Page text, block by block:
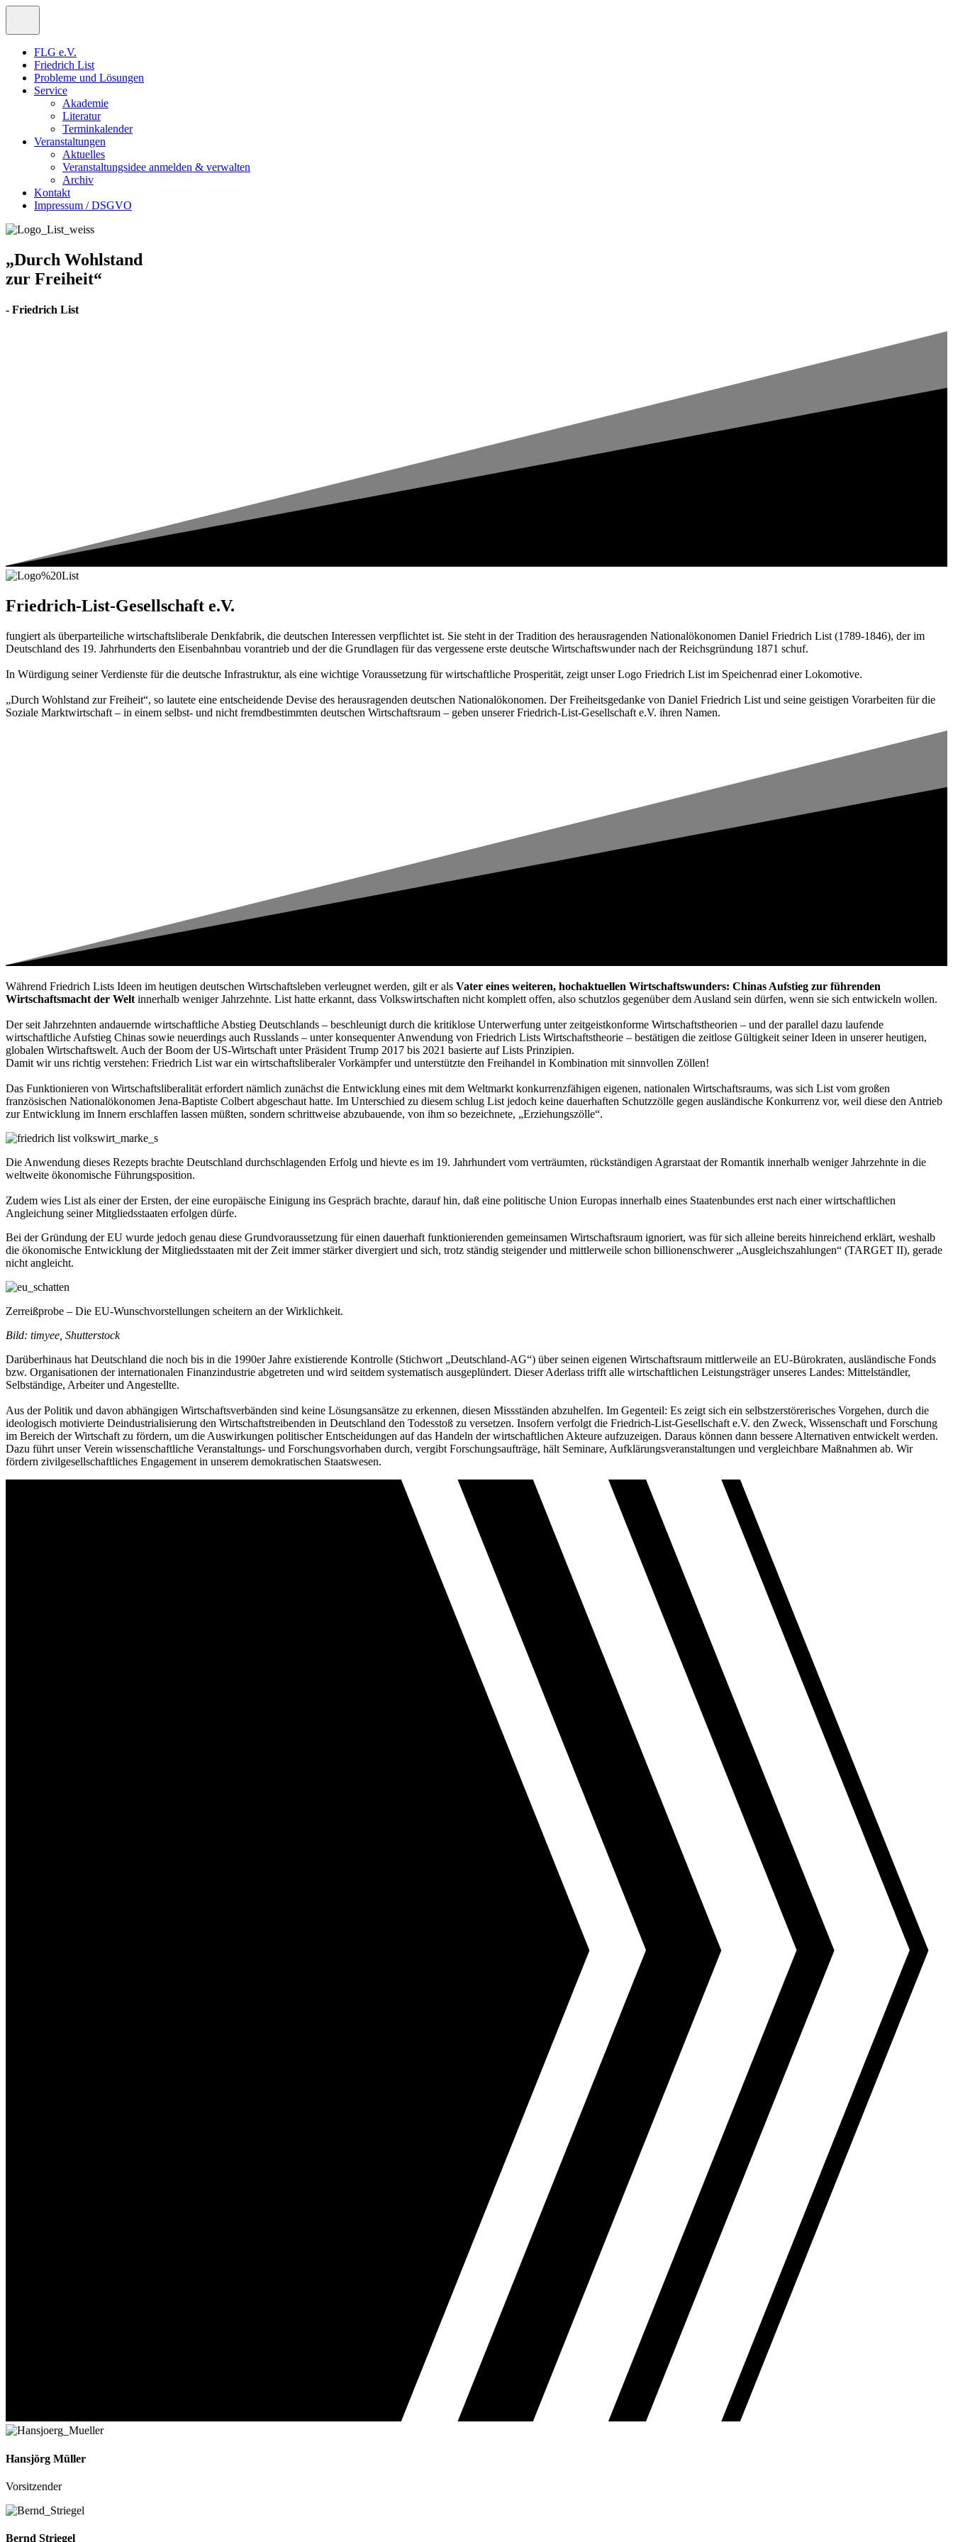
FLG e.V.
Friedrich List
Probleme und Lösungen
Service
Akademie
Literatur
Terminkalender
Veranstaltungen
Aktuelles
Veranstaltungsidee anmelden & verwalten
Archiv
Kontakt
Impressum / DSGVO
„Durch Wohlstand
zur Freiheit“
- Friedrich List
Friedrich-List-Gesellschaft e.V.
fungiert als überparteiliche wirtschaftsliberale Denkfabrik, die deutschen Interessen verpflichtet ist. Sie steht in der Tradition des herausragenden Nationalökonomen Daniel Friedrich List (1789-1846), der im
Deutschland des 19. Jahrhunderts den Eisenbahnbau vorantrieb und der die Grundlagen für das vergessene erste deutsche Wirtschaftswunder nach der Reichsgründung 1871 schuf.
In Würdigung seiner Verdienste für die deutsche Infrastruktur, als eine wichtige Voraussetzung für wirtschaftliche Prosperität, zeigt unser Logo Friedrich List im Speichenrad einer Lokomotive.
„Durch Wohlstand zur Freiheit“, so lautete eine entscheidende Devise des herausragenden deutschen Nationalökonomen. Der Freiheitsgedanke von Daniel Friedrich List und seine geistigen Vorarbeiten für die
Soziale Marktwirtschaft – in einem selbst- und nicht fremdbestimmten deutschen Wirtschaftsraum – geben unserer Friedrich-List-Gesellschaft e.V. ihren Namen.
Während Friedrich Lists Ideen im heutigen deutschen Wirtschaftsleben verleugnet werden, gilt er als Vater eines weiteren, hochaktuellen Wirtschaftswunders: Chinas Aufstieg zur führenden
Wirtschaftsmacht der Welt innerhalb weniger Jahrzehnte. List hatte erkannt, dass Volkswirtschaften nicht komplett offen, also schutzlos gegenüber dem Ausland sein dürfen, wenn sie sich entwickeln wollen.
Der seit Jahrzehnten andauernde wirtschaftliche Abstieg Deutschlands – beschleunigt durch die kritiklose Unterwerfung unter zeitgeistkonforme Wirtschaftstheorien – und der parallel dazu laufende
wirtschaftliche Aufstieg Chinas sowie neuerdings auch Russlands – unter konsequenter Anwendung von Friedrich Lists Wirtschaftstheorie – bestätigen die zeitlose Gültigkeit seiner Ideen in unserer heutigen,
globalen Wirtschaftswelt. Auch der Boom der US-Wirtschaft unter Präsident Trump 2017 bis 2021 basierte auf Lists Prinzipien.
Damit wir uns richtig verstehen: Friedrich List war ein wirtschaftsliberaler Vorkämpfer und unterstützte den Freihandel in Kombination mit sinnvollen Zöllen!
Das Funktionieren von Wirtschaftsliberalität erfordert nämlich zunächst die Entwicklung eines mit dem Weltmarkt konkurrenzfähigen eigenen, nationalen Wirtschaftsraums, was sich List vom großen
französischen Nationalökonomen Jena-Baptiste Colbert abgeschaut hatte. Im Unterschied zu diesem schlug List jedoch keine dauerhaften Schutzzölle gegen ausländische Konkurrenz vor, weil diese den Antrieb
zur Entwicklung im Innern erschlaffen lassen müßten, sondern schrittweise abzubauende, von ihm so bezeichnete, „Erziehungszölle“.
Die Anwendung dieses Rezepts brachte Deutschland durchschlagenden Erfolg und hievte es im 19. Jahrhundert vom verträumten, rückständigen Agrarstaat der Romantik innerhalb weniger Jahrzehnte in die
weltweite ökonomische Führungsposition.
Zudem wies List als einer der Ersten, der eine europäische Einigung ins Gespräch brachte, darauf hin, daß eine politische Union Europas innerhalb eines Staatenbundes erst nach einer wirtschaftlichen
Angleichung seiner Mitgliedsstaaten erfolgen dürfe.
Bei der Gründung der EU wurde jedoch genau diese Grundvoraussetzung für einen dauerhaft funktionierenden gemeinsamen Wirtschaftsraum ignoriert, was für sich alleine bereits hinreichend erklärt, weshalb
die ökonomische Entwicklung der Mitgliedsstaaten mit der Zeit immer stärker divergiert und sich, trotz ständig steigender und mittlerweile schon billionenschwerer „Ausgleichszahlungen“ (TARGET II), gerade
nicht angleicht.
Zerreißprobe – Die EU-Wunschvorstellungen scheitern an der Wirklichkeit.
Bild: timyee, Shutterstock
Darüberhinaus hat Deutschland die noch bis in die 1990er Jahre existierende Kontrolle (Stichwort „Deutschland-AG“) über seinen eigenen Wirtschaftsraum mittlerweile an EU-Bürokraten, ausländische Fonds
bzw. Organisationen der internationalen Finanzindustrie abgetreten und wird seitdem systematisch ausgeplündert. Dieser Aderlass trifft alle wirtschaftlichen Leistungsträger unseres Landes: Mittelständler,
Selbständige, Arbeiter und Angestellte.
Aus der Politik und davon abhängigen Wirtschaftsverbänden sind keine Lösungsansätze zu erkennen, diesen Missständen abzuhelfen. Im Gegenteil: Es zeigt sich ein selbstzerstörerisches Vorgehen, durch die
ideologisch motivierte Deindustrialisierung den Wirtschaftstreibenden in Deutschland den Todesstoß zu versetzen. Insofern verfolgt die Friedrich-List-Gesellschaft e.V. den Zweck, Wissenschaft und Forschung
im Bereich der Wirtschaft zu fördern, um die Auswirkungen politischer Entscheidungen auf das Handeln der wirtschaftlichen Akteure aufzuzeigen. Daraus können dann bessere Alternativen entwickelt werden.
Dazu führt unser Verein wissenschaftliche Veranstaltungs- und Forschungsvorhaben durch, vergibt Forschungsaufträge, hält Seminare, Aufklärungsveranstaltungen und vergleichbare Maßnahmen ab. Wir
fördern zivilgesellschaftliches Engagement in unserem demokratischen Staatswesen.
Hansjörg Müller
Vorsitzender
Bernd Striegel